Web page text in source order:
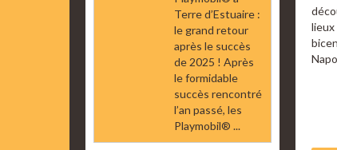
Terre d’Estuaire :
le grand retour
après le succès
de 2025 ! Après
le formidable
succès rencontré
l’an passé, les
Playmobil® ...